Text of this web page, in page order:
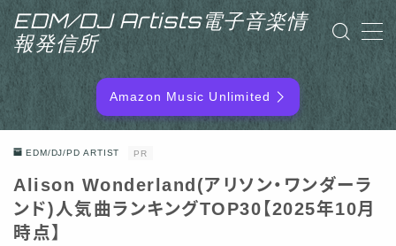
EDM/DJ Artists電子音楽情
報発信所
MENU
EDM/DJ/PD ARTIST
RANKING
Amazon Music Unlimited
EDM/DJ/PD ARTIST PR
Alison Wonderland(アリソン・ワンダーラ
ンド)人気曲ランキングTOP30【2025年10月
時点】